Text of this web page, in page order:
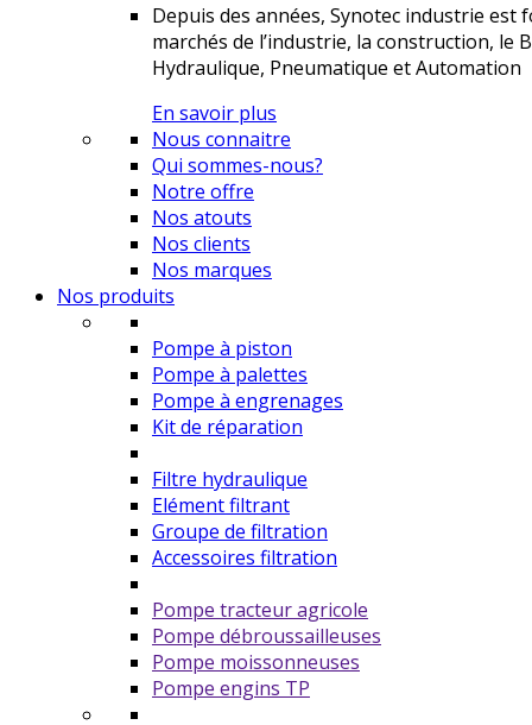
Depuis des années, Synotec industrie
marchés de l’industrie, la construction, le
Hydraulique, Pneumatique et Automation
En savoir plus
Nous connaitre
Qui sommes-nous?
Notre offre
Nos atouts
Nos clients
Nos marques
Nos produits
Pompe à piston
Pompe à palettes
Pompe à engrenages
Kit de réparation
Filtre hydraulique
Elément filtrant
Groupe de filtration
Accessoires filtration
Pompe tracteur agricole
Pompe débroussailleuses
Pompe moissonneuses
Pompe engins TP